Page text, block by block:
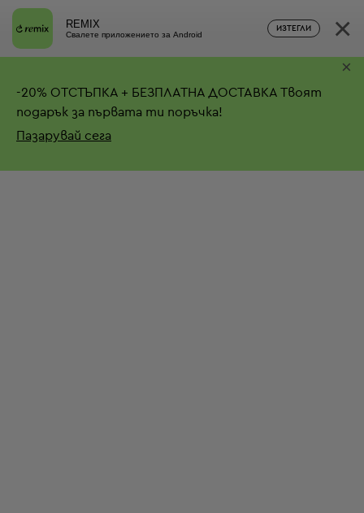
REMIX
Свалете приложението за Android
ИЗТЕГЛИ ×
-20% ОТСТЪПКА + БЕЗПЛАТНА ДОСТАВКА Твоят
подарък за първата ти поръчка!
Пазарувай сега
×